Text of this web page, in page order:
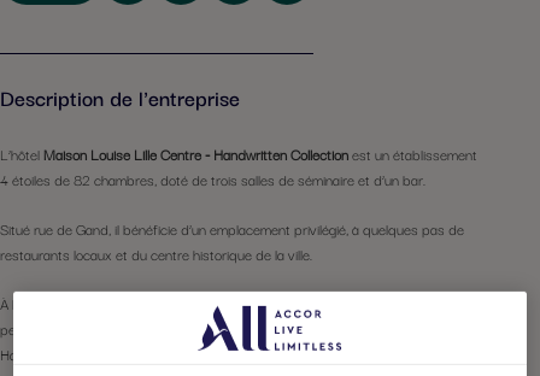
Description de l'entreprise
L’hôtel Maison Louise Lille Centre - Handwritten Collectionest un établissement
4 étoiles de 82 chambres, doté de trois salles de séminaire et d’un bar.
Situé rue de Gand, il bénéficie d’un emplacement privilégié, à quelques pas de
restaurants locaux et du centre historique de la ville.
À la suite de travaux de rénovation et d’agrandissement, l’hôtel a récemment fait
peau neuve et opéré un changement de marque, passant de Mercure à
Handwritten Collection, la nouvelle marque boutique du groupe Accor.